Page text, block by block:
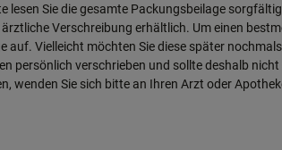
lesen Sie die gesamte Packungsbeilage
Verschreibung erhältlich. Um einen
auf. Vielleicht möchten Sie diese später
persönlich verschrieben und sollte deshalb
wenden Sie sich bitte an Ihren Arzt oder